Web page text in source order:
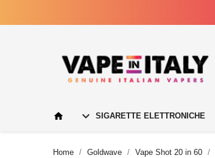
  SIGARETTE ELETTRONICHE
Home Goldwave Vape Shot 20 in 60